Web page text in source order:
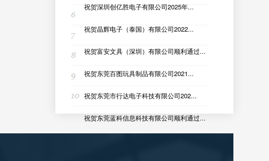
祝贺深圳创亿胜电子有限公司2025年...
祝贺晶辉电子（泰国）有限公司2022...
祝贺富安文具（深圳）有限公司顺利通过...
祝贺东莞百图玩具制品有限公司2021...
祝贺东莞市行达电子科技有限公司202...
祝贺东莞蓝科信息科技有限公司顺利通过...